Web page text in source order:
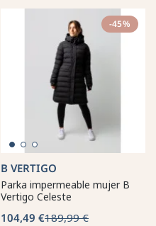
-45%
B VERTIGO
Parka impermeable mujer B
Vertigo Celeste
104,49 €189,99 €